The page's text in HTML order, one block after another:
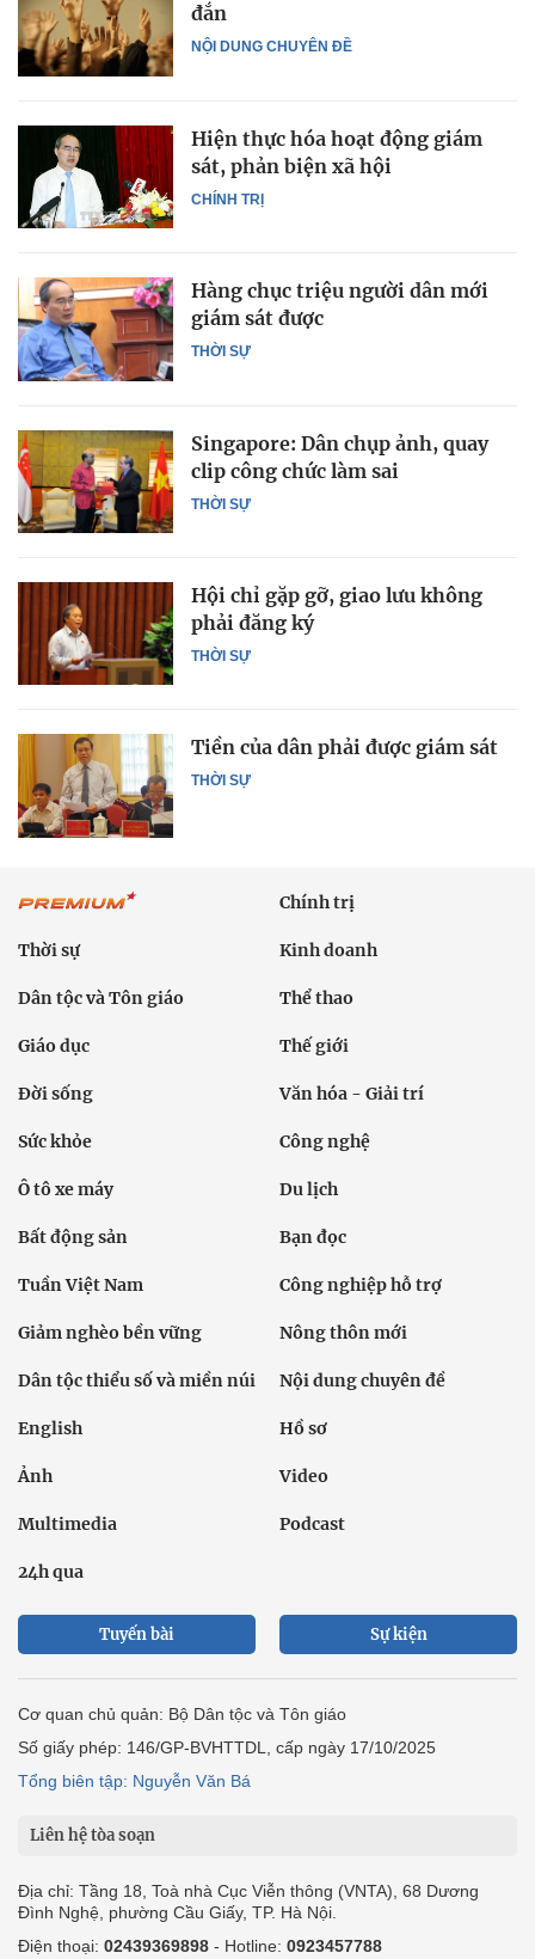
NỘI DUNG CHUYÊN ĐỀ
đắn
CHÍNH TRỊ
Hiện thực hóa hoạt động giám
sát, phản biện xã hội
THỜI SỰ
Hàng chục triệu người dân mới
giám sát được
THỜI SỰ
Singapore: Dân chụp ảnh, quay
clip công chức làm sai
THỜI SỰ
Hội chỉ gặp gỡ, giao lưu không
phải đăng ký
THỜI SỰ
Tiền của dân phải được giám sát
Chính trị
Thời sự Kinh doanh
Dân tộc và Tôn giáo Thể thao
Giáo dục Thế giới
Đời sống Văn hóa - Giải trí
Sức khỏe Công nghệ
Ô tô xe máy Du lịch
Bất động sản Bạn đọc
Tuần Việt Nam Công nghiệp hỗ trợ
Giảm nghèo bền vững Nông thôn mới
Dân tộc thiểu số và miền núi Nội dung chuyên đề
English Hồ sơ
Ảnh Video
Multimedia Podcast
24h qua
Tuyến bài Sự kiện
Cơ quan chủ quản: Bộ Dân tộc và Tôn giáo
Số giấy phép: 146/GP-BVHTTDL, cấp ngày 17/10/2025
Tổng biên tập: Nguyễn Văn Bá
Liên hệ tòa soạn
Địa chỉ: Tầng 18, Toà nhà Cục Viễn thông (VNTA), 68 Dương
Đình Nghệ, phường Cầu Giấy, TP. Hà Nội.
Điện thoại: 02439369898 - Hotline: 0923457788